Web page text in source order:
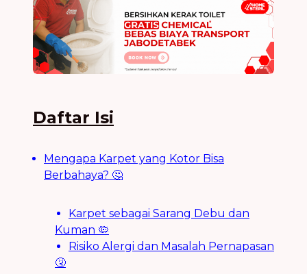
Daftar Isi
Mengapa Karpet yang Kotor Bisa
Berbahaya? 🤔
Karpet sebagai Sarang Debu dan
Kuman 🦠
Risiko Alergi dan Masalah Pernapasan
🤧